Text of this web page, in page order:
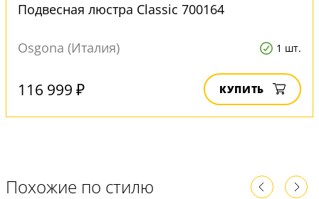
Подвесная люстра Classic 700164
Osgona (Италия) 1 шт.
116 999 ₽ КУПИТЬ
Похожие по стилю